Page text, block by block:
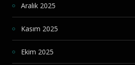
Aralık 2025
Kasım 2025
Ekim 2025